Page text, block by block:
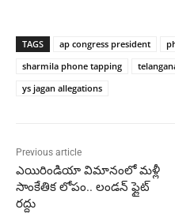
TAGS ap congress president
sharmila phone tapping
ys jagan allegations
Previous article
ఎయిరిండియా విమానంలో మళ్లీ
సాంకేతిక లోపం.. లండన్ ఫ్లైట్
రద్దు